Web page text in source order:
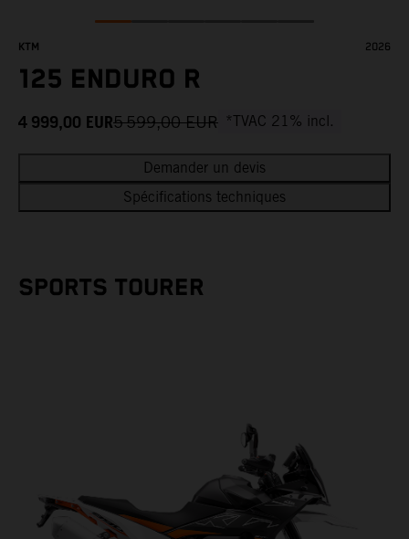
KTM 2026
125 ENDURO R
4 999,00 EUR5 599,00 EUR *TVAC 21% incl.
Demander un devis
Spécifications techniques
SPORTS TOURER